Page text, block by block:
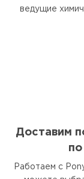
ведущие
Доставим
Работаем с